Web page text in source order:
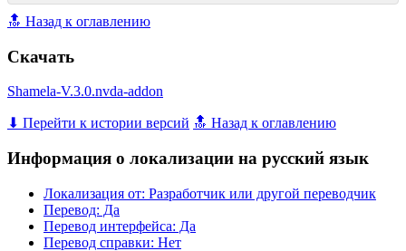
🔝 Назад к оглавлению
Скачать
Shamela-V.3.0.nvda-addon
⬇ Перейти к истории версий 🔝 Назад к оглавлению
Информация о локализации на русский язык
Локализация от: Разработчик или другой переводчик
Перевод: Да
Перевод интерфейса: Да
Перевод справки: Нет